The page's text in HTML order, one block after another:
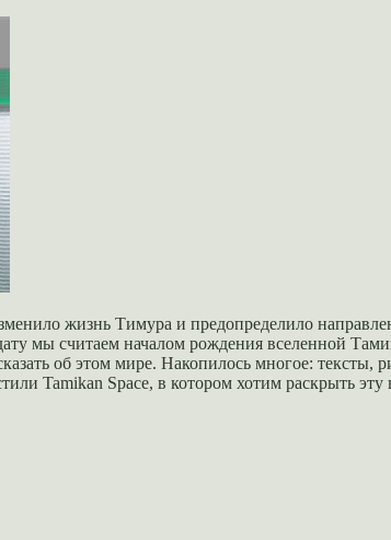
жизнь Тимура и предопределило
мы считаем началом рождения вселенной
об этом мире. Накопилось многое:
Space, в котором хотим раскрыть эту